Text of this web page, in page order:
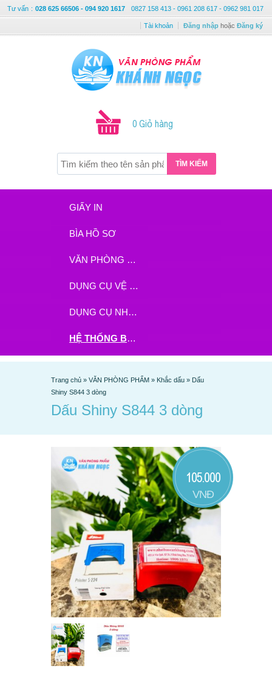
Tư vấn : 028 625 66506 - 094 920 1617 0827 158 413 - 0961 208 617 - 0962 981 017
Tài khoản Đăng nhập hoặc Đăng ký
0 Giỏ hàng
TÌM KIẾM
GIẤY IN
BÌA HỒ SƠ
VĂN PHÒNG PHẨM
DỤNG CỤ VỆ SINH
DỤNG CỤ NHÀ BẾP
HỆ THỐNG BHX - TGDĐ ĐẶT HÀNG TẠI ĐÂY
Trang chủ » VĂN PHÒNG PHẨM » Khắc dấu » Dấu
Shiny S844 3 dòng
Dấu Shiny S844 3 dòng
105.000
VNĐ